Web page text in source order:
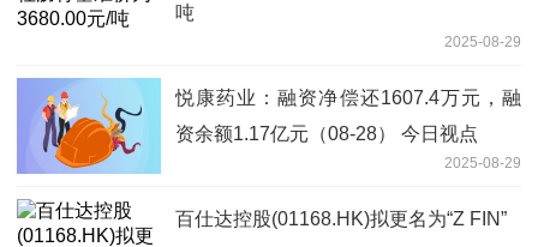
吨
2025-08-29
悦康药业：融资净偿还1607.4万元，融
资余额1.17亿元（08-28） 今日视点
2025-08-29
百仕达控股(01168.HK)拟更名为“Z FIN”